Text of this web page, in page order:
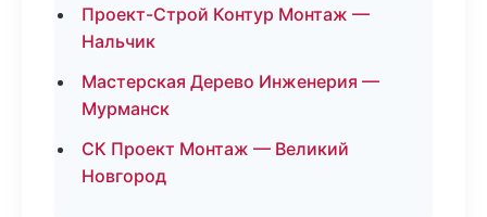
Проект-Строй Контур Монтаж —
Нальчик
Мастерская Дерево Инженерия —
Мурманск
СК Проект Монтаж — Великий
Новгород